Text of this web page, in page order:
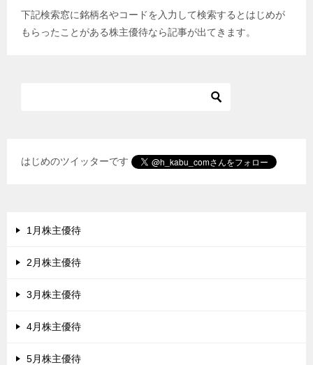
下記検索窓に銘柄名やコードを入力して検索するとはじめが
もらったことがある株主優待なら記事が出てきます。
はじめのツイッターです
1月株主優待
2月株主優待
3月株主優待
4月株主優待
5月株主優待